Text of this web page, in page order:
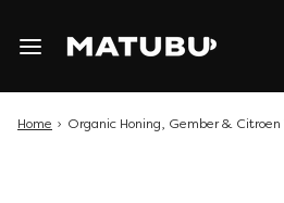
Home › Organic Honing, Gember & Citroen